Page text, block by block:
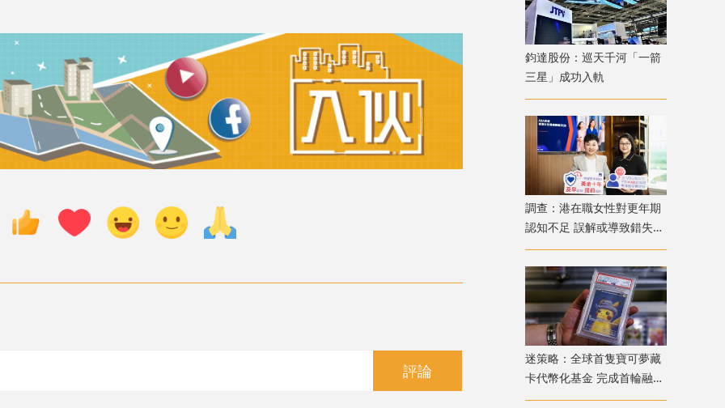
評論
鈞達股份：巡天千河「一箭
三星」成功入軌
調查：港在職女性對更年期
認知不足 誤解或導致錯失
「黃金預防期」
迷策略：全球首隻寶可夢藏
卡代幣化基金 完成首輪融資
兼獲超購